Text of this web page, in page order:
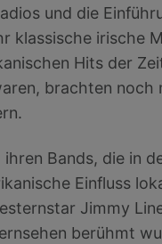
und die
irische
Hits der
brachten noch
Bands, die in
Einfluss
Jimmy
berühmt